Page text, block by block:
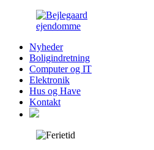
Nyheder
Boligindretning
Computer og IT
Elektronik
Hus og Have
Kontakt